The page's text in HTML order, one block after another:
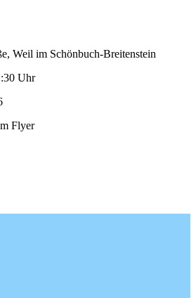
Weil im Schönbuch-Breitenstein
Uhr
Flyer